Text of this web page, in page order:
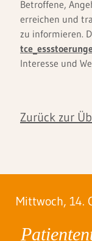
Betroffene,
erreichen und
zu informieren.
Interesse und
Zurück zur
Mittwoch, 14.